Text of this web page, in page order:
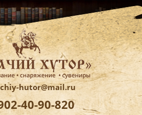
hutor@mail.ru
40-90-820